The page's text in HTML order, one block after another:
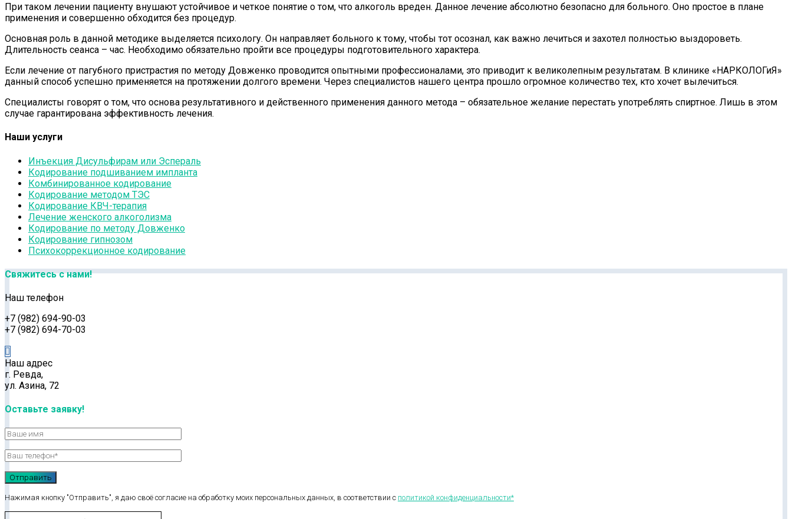
При таком лечении пациенту внушают устойчивое и четкое понятие о том, что алкоголь вреден. Данное лечение абсолютно безопасно для больного. Оно простое в плане
применения и совершенно обходится без процедур.
Основная роль в данной методике выделяется психологу. Он направляет больного к тому, чтобы тот осознал, как важно лечиться и захотел полностью выздороветь.
Длительность сеанса – час. Необходимо обязательно пройти все процедуры подготовительного характера.
Если лечение от пагубного пристрастия по методу Довженко проводится опытными профессионалами, это приводит к великолепным результатам. В клинике «НАРКОЛОГиЯ»
данный способ успешно применяется на протяжении долгого времени. Через специалистов нашего центра прошло огромное количество тех, кто хочет вылечиться.
Специалисты говорят о том, что основа результативного и действенного применения данного метода – обязательное желание перестать употреблять спиртное. Лишь в этом
случае гарантирована эффективность лечения.
Наши услуги
Инъекция Дисульфирам или Эспераль
Кодирование подшиванием импланта
Комбинированное кодирование
Кодирование методом ТЭС
Кодирование КВЧ-терапия
Лечение женского алкоголизма
Кодирование по методу Довженко
Кодирование гипнозом
Психокоррекционное кодирование
Свяжитесь с нами!
Наш телефон
+7 (982) 694-90-03
+7 (982) 694-70-03
Наш адрес
г. Ревда,
ул. Азина, 72
Оставьте заявку!
Нажимая кнопку "Отправить", я даю своё согласие на обработку моих персональных данных, в соответствии с политикой конфиденциальности*